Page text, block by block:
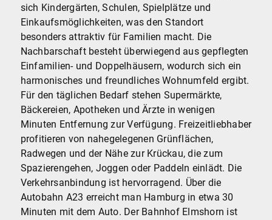
sich Kindergärten, Schulen, Spielplätze und
Einkaufsmöglichkeiten, was den Standort
besonders attraktiv für Familien macht. Die
Nachbarschaft besteht überwiegend aus gepflegten
Einfamilien- und Doppelhäusern, wodurch sich ein
harmonisches und freundliches Wohnumfeld ergibt.
Für den täglichen Bedarf stehen Supermärkte,
Bäckereien, Apotheken und Ärzte in wenigen
Minuten Entfernung zur Verfügung. Freizeitliebhaber
profitieren von nahegelegenen Grünflächen,
Radwegen und der Nähe zur Krückau, die zum
Spazierengehen, Joggen oder Paddeln einlädt. Die
Verkehrsanbindung ist hervorragend. Über die
Autobahn A23 erreicht man Hamburg in etwa 30
Minuten mit dem Auto. Der Bahnhof Elmshorn ist